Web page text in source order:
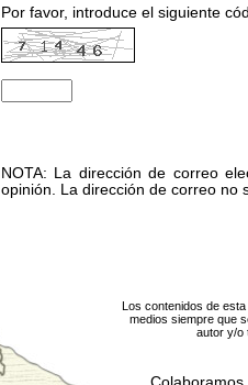
Por favor, introduce el siguiente
NOTA: La dirección de correo
opinión. La dirección de correo no
Los contenidos de
medios siempre que
autor y/o